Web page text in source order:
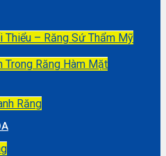
Thiểu – Răng Sứ Thẩm Mỹ
Trong Răng Hàm Mặt
Răng